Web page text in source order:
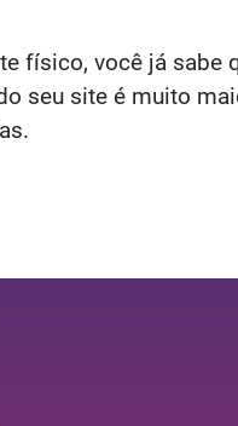
físico, você já sabe
seu site é muito